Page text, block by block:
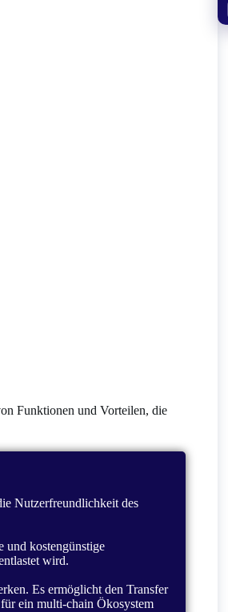
Funktionen und Vorteilen, die
Nutzerfreundlichkeit des
und kostengünstige
wird.
Es ermöglicht den Transfer
ein multi-chain Ökosystem